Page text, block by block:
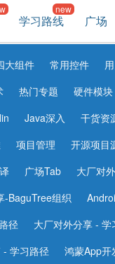
学习路线 广场
大组件 常用控件
热门专题
硬件模块
Java深入
干货资
项目管理
开源项目
广场Tab
大厂对
-BaguTree组织
径
大厂对外分享 - 学
学习路径
鸿蒙App开